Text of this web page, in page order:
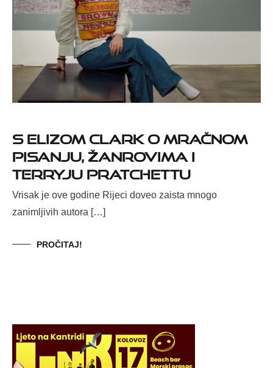
S Elizom Clark o mračnom
pisanju, žanrovima i
Terryju Pratchettu
Vrisak je ove godine Rijeci doveo zaista mnogo
zanimljivih autora […]
PROČITAJ!